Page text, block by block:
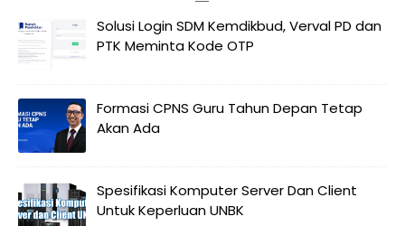
Solusi Login SDM Kemdikbud, Verval PD dan
PTK Meminta Kode OTP
Formasi CPNS Guru Tahun Depan Tetap
Akan Ada
Spesifikasi Komputer Server Dan Client
Untuk Keperluan UNBK